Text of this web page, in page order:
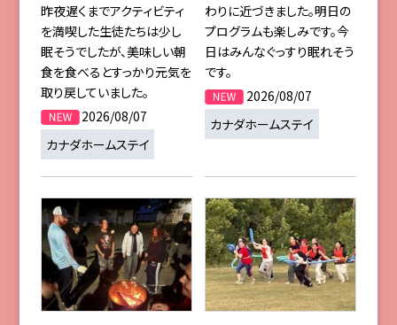
昨夜遅くまでアクティビティ
を満喫した生徒たちは少し
眠そうでしたが、美味しい朝
食を食べるとすっかり元気を
取り戻していました。
2026/08/07
カナダホームステイ
わりに近づきました。明日の
プログラムも楽しみです。今
日はみんなぐっすり眠れそう
です。
2026/08/07
カナダホームステイ